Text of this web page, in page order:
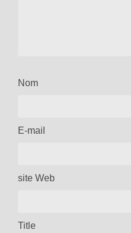
Nom
E-mail
site Web
Title